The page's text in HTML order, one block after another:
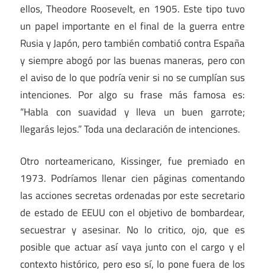
ellos, Theodore Roosevelt, en 1905. Este tipo tuvo
un papel importante en el final de la guerra entre
Rusia y Japón, pero también combatió contra España
y siempre abogó por las buenas maneras, pero con
el aviso de lo que podría venir si no se cumplían sus
intenciones. Por algo su frase más famosa es:
“Habla con suavidad y lleva un buen garrote;
llegarás lejos.” Toda una declaración de intenciones.
Otro norteamericano, Kissinger, fue premiado en
1973. Podríamos llenar cien páginas comentando
las acciones secretas ordenadas por este secretario
de estado de EEUU con el objetivo de bombardear,
secuestrar y asesinar. No lo critico, ojo, que es
posible que actuar así vaya junto con el cargo y el
contexto histórico, pero eso sí, lo pone fuera de los